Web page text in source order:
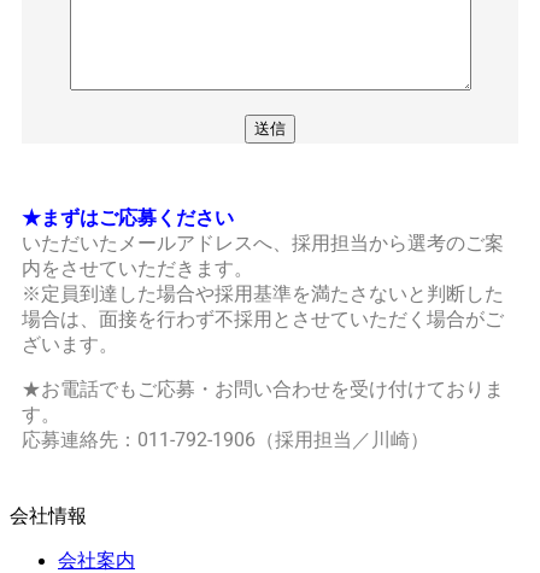
★まずはご応募ください
いただいたメールアドレスへ、採用担当から選考のご案
内をさせていただきます。
※定員到達した場合や採用基準を満たさないと判断した
場合は、面接を行わず不採用とさせていただく場合がご
ざいます。
★お電話でもご応募・お問い合わせを受け付けておりま
す。
応募連絡先： 011-792-1906 （採用担当／川崎）
会社情報
会社案内